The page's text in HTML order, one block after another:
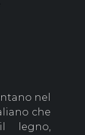
nel
che
legno,